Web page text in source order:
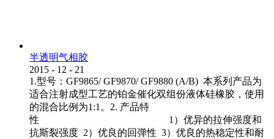
半透明气相胶
2015 - 12 - 21
1.型号：GF9865/ GF9870/ GF9880 (A/B) 本系列产品为
适合注射成型工艺的铂金催化双组份液体硅橡胶，使用
的混合比例为1:1。2. 产品特
性 1）优异的拉伸强度和
抗斯裂强度 2）优良的回弹性 3）优良的热稳定性和耐